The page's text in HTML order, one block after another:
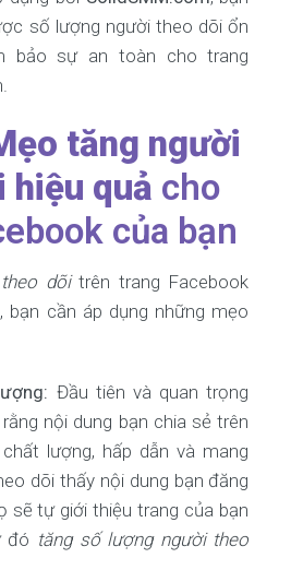
số lượng người theo dõi ổn
bảo sự an toàn cho trang
tăng người
hiệu quả cho
của bạn
dõitrên trang Facebook
bạn cần áp dụng những mẹo
Đầu tiên và quan trọng
nội dung bạn chia sẻ trên
lượng, hấp dẫn và mang
dõi thấy nội dung bạn đăng
sẽ tự giới thiệu trang của bạn
đó tăng số lượng người theo